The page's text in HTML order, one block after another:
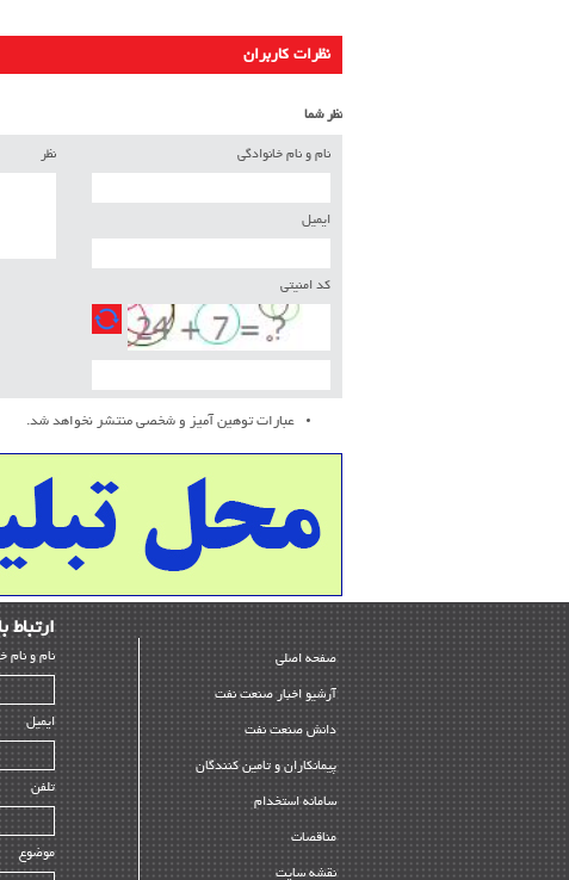
نظرات کاربران
نظر شما
نام و نام خانوادگی
ایمیل
کد امنیتی
نظر
عبارات توهین آمیز و شخصی منتشر نخواهد شد.
صفحه اصلی
آرشیو اخبار صنعت نفت
دانش صنعت نفت
پیمانکاران و تامین کنندگان
سامانه استخدام
مناقصات
نقشه سایت
ارﺗﺒﺎط
ﻧﺎم و ﻧﺎم
ایمیل
تلفن
موضوع